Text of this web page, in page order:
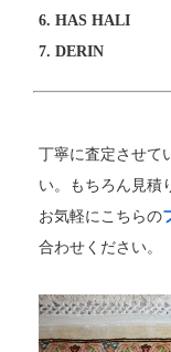
6. HAS HALI
7. DERIN
丁寧に査定させて
い。もちろん見積
お気軽にこちらの
合わせください。